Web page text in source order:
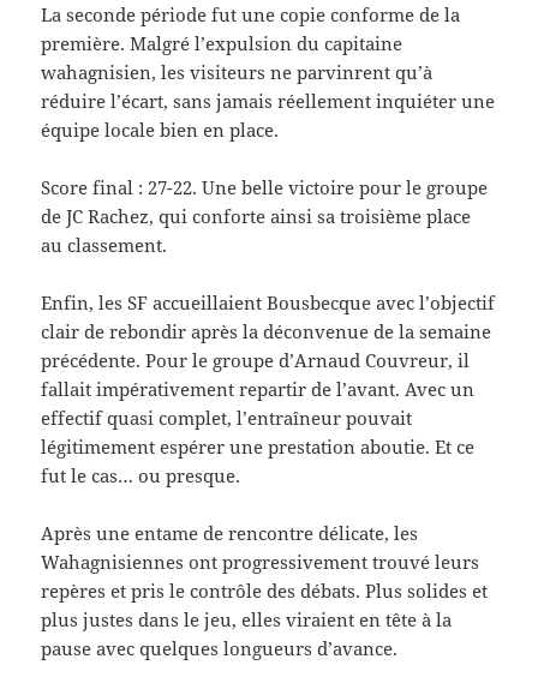
La seconde période fut une copie conforme de la
première. Malgré l’expulsion du capitaine
wahagnisien, les visiteurs ne parvinrent qu’à
réduire l’écart, sans jamais réellement inquiéter une
équipe locale bien en place.
Score final : 27-22. Une belle victoire pour le groupe
de JC Rachez, qui conforte ainsi sa troisième place
au classement.
Enfin, les SF accueillaient Bousbecque avec l’objectif
clair de rebondir après la déconvenue de la semaine
précédente. Pour le groupe d’Arnaud Couvreur, il
fallait impérativement repartir de l’avant. Avec un
effectif quasi complet, l’entraîneur pouvait
légitimement espérer une prestation aboutie. Et ce
fut le cas… ou presque.
Après une entame de rencontre délicate, les
Wahagnisiennes ont progressivement trouvé leurs
repères et pris le contrôle des débats. Plus solides et
plus justes dans le jeu, elles viraient en tête à la
pause avec quelques longueurs d’avance.